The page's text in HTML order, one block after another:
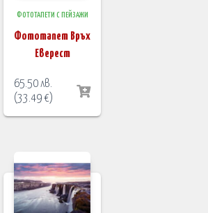
ФОТОТАПЕТИ С ПЕЙЗАЖИ
Фототапет Връх
Еверест
65.50лв.
(33.49€)